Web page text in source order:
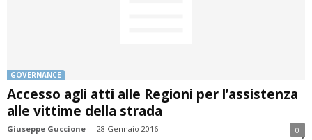
GOVERNANCE
Accesso agli atti alle Regioni per l’assistenza
alle vittime della strada
Giuseppe Guccione - 28 Gennaio 2016 0